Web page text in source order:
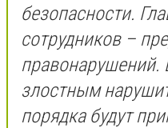
безопасности.
сотрудников –
правонарушений.
злостным
порядка будут